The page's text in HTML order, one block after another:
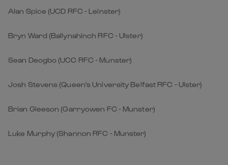
Alan Spice (UCD RFC - Leinster)
Bryn Ward (Ballynahinch RFC - Ulster)
Sean Deogbo (UCC RFC - Munster)
Josh Stevens (Queen's University Belfast RFC - Ulster)
Brian Gleeson (Garryowen FC - Munster)
Luke Murphy (Shannon RFC - Munster)